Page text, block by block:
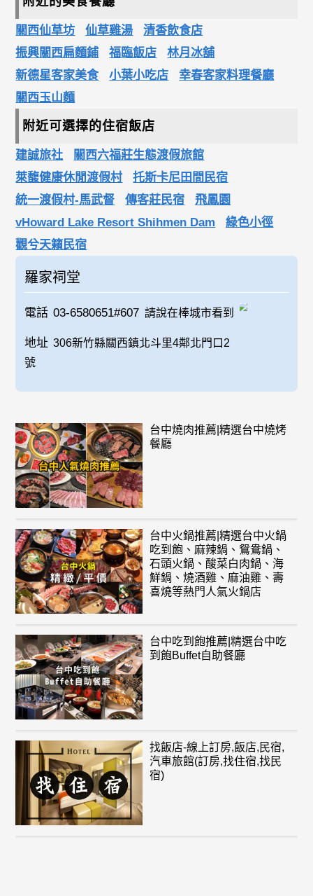
關西仙草坊 仙草雞湯
清香飲食店
振興關西扁麵鋪
福臨飯店
林月冰舖
新德星客家美食
小葉小吃店
幸春客家料理餐廳
關西玉山麵
附近可選擇的住宿飯店
建誠旅社
關西六福莊生態渡假旅館
萊馥健康休閒渡假村
托斯卡尼田間民宿
統一渡假村-馬武督
傳客莊民宿
飛鳳園
vHoward Lake Resort Shihmen Dam
綠色小徑
觀兮天籟民宿
羅家祠堂
電話 03-6580651#607 請說在棒城市看到
地址 306新竹縣關西鎮北斗里4鄰北門口2
號
台中燒肉推薦|精選台中燒烤
餐廳
台中火鍋推薦|精選台中火鍋
吃到飽、麻辣鍋、鴛鴦鍋、
石頭火鍋、酸菜白肉鍋、海
鮮鍋、燒酒雞、麻油雞、壽
喜燒等熱門人氣火鍋店
台中吃到飽推薦|精選台中吃
到飽Buffet自助餐廳
找飯店-線上訂房,飯店,民宿,
汽車旅館(訂房,找住宿,找民
宿)